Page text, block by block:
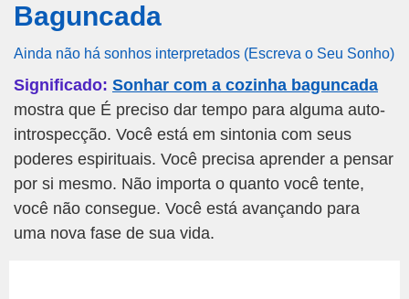
Baguncada
Ainda não há sonhos interpretados (Escreva o Seu Sonho)
Significado: Sonhar com a cozinha baguncada
mostra que É preciso dar tempo para alguma auto-
introspecção. Você está em sintonia com seus
poderes espirituais. Você precisa aprender a pensar
por si mesmo. Não importa o quanto você tente,
você não consegue. Você está avançando para
uma nova fase de sua vida.